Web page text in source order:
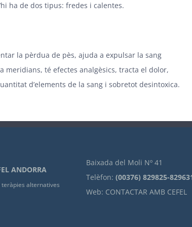
ha de dos tipus: fredes i calentes.
la pèrdua de pès, ajuda a expulsar la sang
meridians, té efectes analgèsics, tracta el dolor,
d’elements de la sang i sobretot desintoxica.
ANDORRA
teràpies alternatives
Baixada del Moli Nº 41
Telèfon: (00376) 829825-
Web: CONTACTAR AMB CEFEL